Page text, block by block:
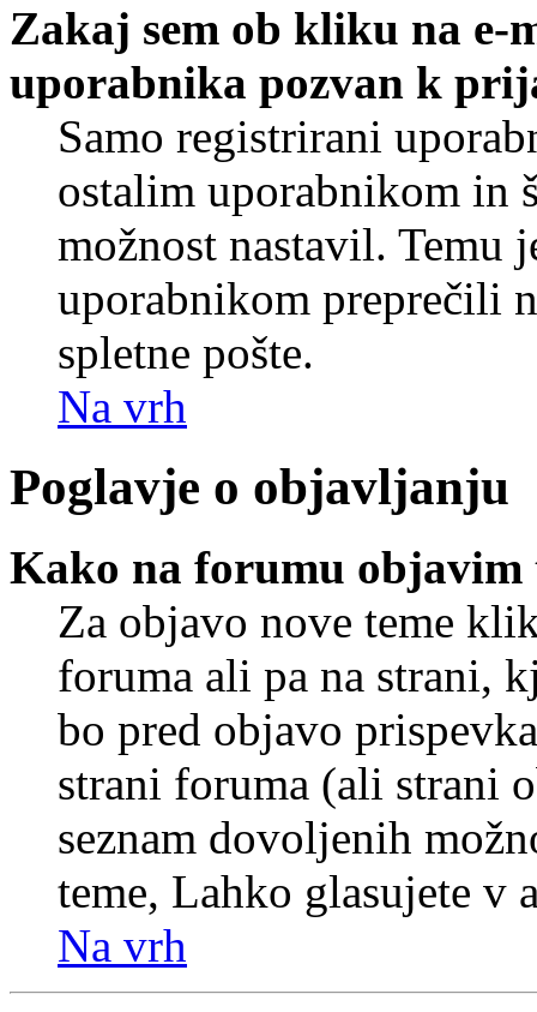
Zakaj sem ob kliku na e-
uporabnika pozvan k
Samo registrirani
ostalim uporabnikom in
možnost nastavil. Temu
uporabnikom preprečili
spletne pošte.
Na vrh
Poglavje o objavljanju
Kako na forumu objavim
Za objavo nove teme
foruma ali pa na strani,
bo pred objavo
strani foruma (ali strani
seznam dovoljenih
teme, Lahko glasujete v
Na vrh